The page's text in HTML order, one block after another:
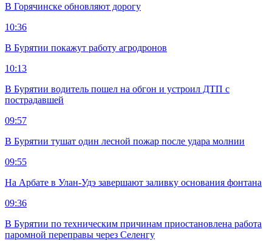
В Горячинске обновляют дорогу
10:36
В Бурятии покажут работу агродронов
10:13
В Бурятии водитель пошел на обгон и устроил ДТП с
пострадавшей
09:57
В Бурятии тушат один лесной пожар после удара молнии
09:55
На Арбате в Улан-Удэ завершают заливку основания фонтана
09:36
В Бурятии по техническим причинам приостановлена работа
паромной переправы через Селенгу